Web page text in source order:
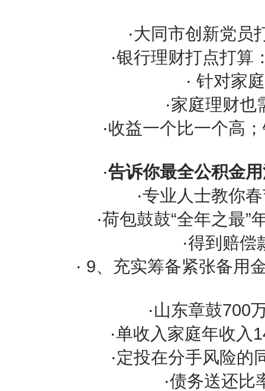
·大同市创新党员
·银行理财打点打算
· 针对家
·家庭理财也
·收益一个比一个高
·告诉你最全公积金
·专业人士教你
·荷包鼓鼓“全年之最”
·得到赔偿
· 9、充实筹备紧张备用
·山东章鼓700
·单收入家庭年收入
·定投在分手风险的
·债务送还比